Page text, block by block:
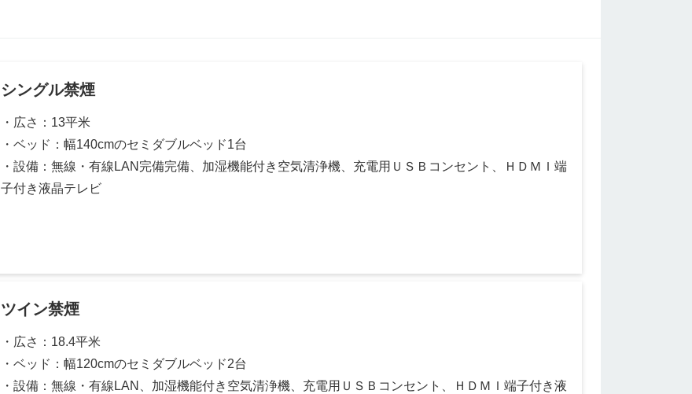
シングル禁煙
・広さ：13平米
・ベッド：幅140cmのセミダブルベッド1台
・設備：無線・有線LAN完備完備、加湿機能付き空気清浄機、充電用ＵＳＢコンセント、ＨＤＭＩ端
子付き液晶テレビ
ツイン禁煙
・広さ：18.4平米
・ベッド：幅120cmのセミダブルベッド2台
・設備：無線・有線LAN、加湿機能付き空気清浄機、充電用ＵＳＢコンセント、ＨＤＭＩ端子付き液